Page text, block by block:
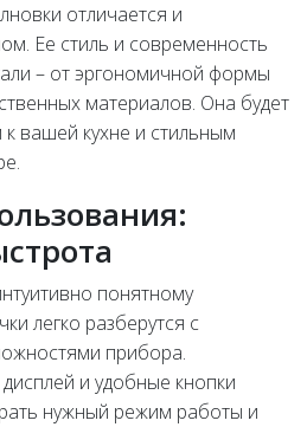
отличается и
Ее стиль и современность
– от эргономичной формы
материалов. Она будет
вашей кухне и стильным
понятному
легко разберутся с
прибора.
и удобные кнопки
нужный режим работы и